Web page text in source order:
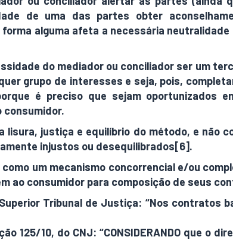
de uma das partes obter
alguma afeta a necessária
do mediador ou conciliador ser um
grupo de interesses e seja, pois,
é preciso que sejam oportunizados
consumidor.
lisura, justiça e equilíbrio do método, e não
injustos ou desequilibrados[6].
um mecanismo concorrencial e/ou
ao consumidor para composição de seus
Tribunal de Justiça: “Nos contratos
125/10, do CNJ: “CONSIDERANDO que o